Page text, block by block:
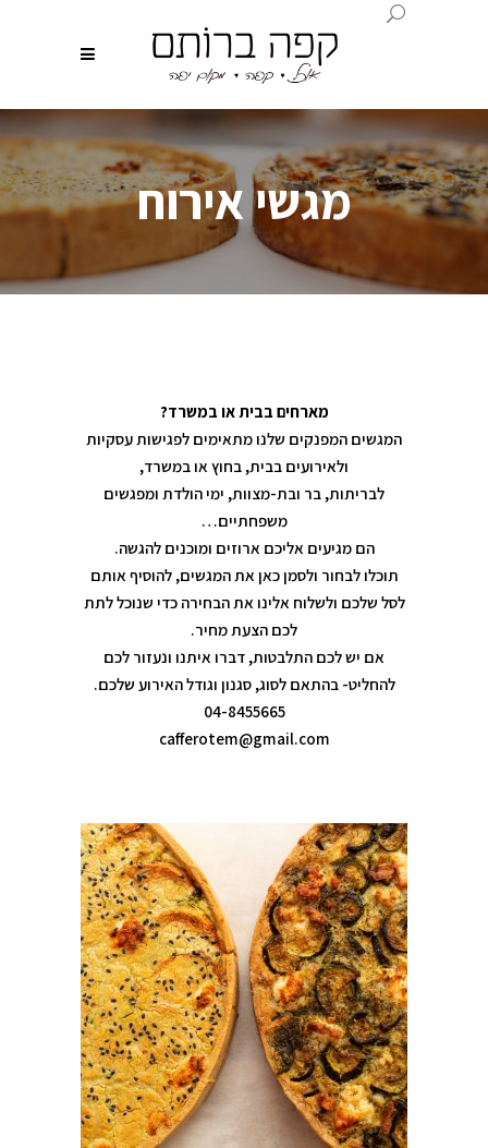
מגשי אירוח
מארחים בבית או במשרד?
המגשים המפנקים שלנו מתאימים לפגישות עסקיות
ולאירועים בבית, בחוץ או במשרד,
לבריתות, בר ובת-מצוות, ימי הולדת ומפגשים
משפחתיים…
הם מגיעים אליכם ארוזים ומוכנים להגשה.
תוכלו לבחור ולסמן כאן את המגשים, להוסיף אותם
לסל שלכם ולשלוח אלינו את הבחירה כדי שנוכל לתת
לכם הצעת מחיר.
אם יש לכם התלבטות, דברו איתנו ונעזור לכם
להחליט- בהתאם לסוג, סגנון וגודל האירוע שלכם.
04-8455665
cafferotem@gmail.com